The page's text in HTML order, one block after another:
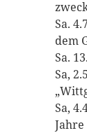
Sa.
dem
Sa.
Sa,
Sa,